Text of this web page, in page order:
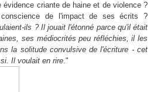
criante de haine et de violence ?
de l'impact de ses écrits ?
ils ? Il jouait l'étonné parce qu'il était
ses médiocrités peu réfléchies, il les
la solitude convulsive de l'écriture - cet
Il voulait en rire."